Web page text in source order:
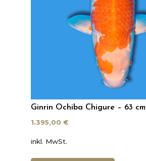
Ginrin Ochiba Chigure – 63 cm
1.395,00 €
inkl. MwSt.